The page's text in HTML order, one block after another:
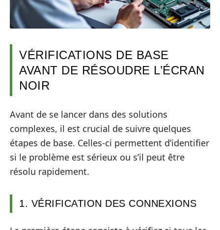
VÉRIFICATIONS DE BASE
AVANT DE RÉSOUDRE L’ÉCRAN
NOIR
Avant de se lancer dans des solutions
complexes, il est crucial de suivre quelques
étapes de base. Celles-ci permettent d’identifier
si le problème est sérieux ou s’il peut être
résolu rapidement.
1. VÉRIFICATION DES CONNEXIONS